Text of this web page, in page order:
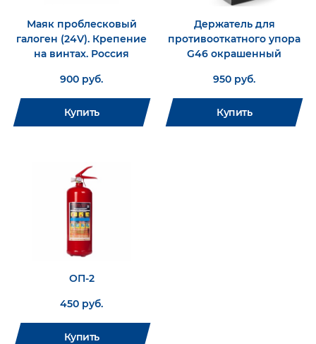
Маяк проблесковый
галоген (24V). Крепение
на винтах. Россия
900 руб.
Купить
Держатель для
противооткатного упора
G46 окрашенный
950 руб.
Купить
ОП-2
450 руб.
Купить